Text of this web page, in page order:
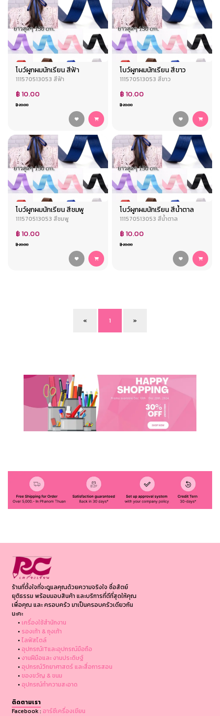
โบว์ผูกผมนักเรียน สีฟ้า
111570513053 สีฟ้า
฿ 10.00
฿ 20.00
โบว์ผูกผมนักเรียน สีขาว
111570513053 สีขาว
฿ 10.00
฿ 20.00
โบว์ผูกผมนักเรียน สีชมพู
111570513053 สีชมพู
฿ 10.00
฿ 20.00
โบว์ผูกผมนักเรียน สีน้ำตาล
111570513053 สีน้ำตาล
฿ 10.00
฿ 20.00
« 1 »
ร้านที่ตั้งใจที่จะดูแลคุณด้วยความจริงใจ ซื่อสัตย์
ยุติธรรม พร้อมมอบสินค้า และบริการที่ดีที่สุดให้คุณ
เพื่อคุณ และ ครอบครัว มาเป็นครอบครัวเดียวกัน
นะคะ
• เครื่องใช้สำนักงาน
• รองเท้า & ถุงเท้า
• ไลฟ์สไตล์
• อุปกรณ์ITและอุปกรณ์มือถือ
• งานฝีมือและ งานประดิษฐ์
• อุปกรณ์วิทยาศาสตร์ และสื่อการสอน
• ของขวัญ & ขนม
• อุปกรณ์ทำความสะอาด
ติดตามเรา
Facebook : อาร์ซีเครื่องเขียน